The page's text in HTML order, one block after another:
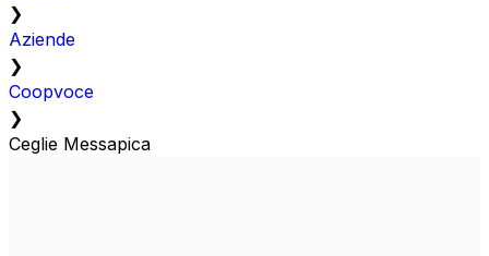
❯
Aziende
❯
Coopvoce
❯
Ceglie Messapica